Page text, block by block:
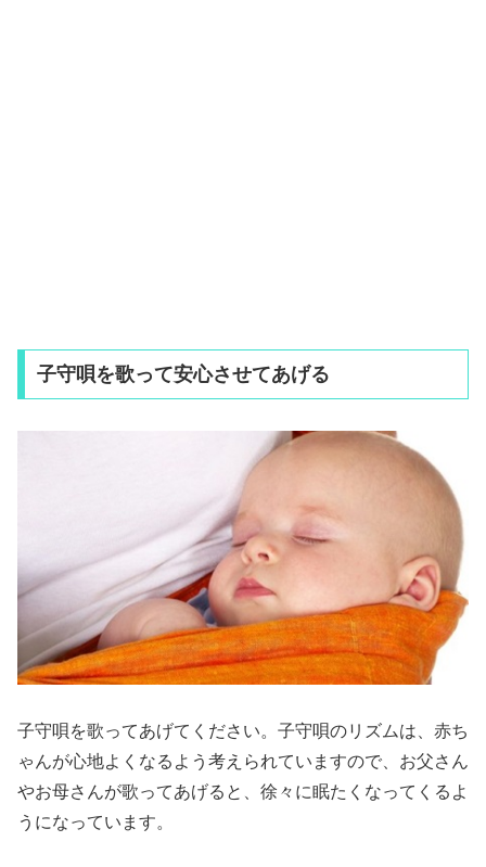
子守唄を歌って安心させてあげる
子守唄を歌ってあげてください。子守唄のリズムは、赤ち
ゃんが心地よくなるよう考えられていますので、お父さん
やお母さんが歌ってあげると、徐々に眠たくなってくるよ
うになっています。